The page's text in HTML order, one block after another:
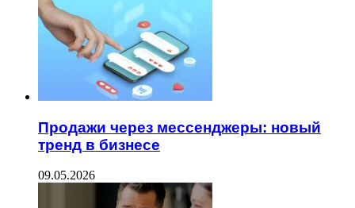
Продажи через мессенджеры: новый
тренд в бизнесе
09.05.2026